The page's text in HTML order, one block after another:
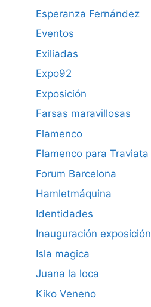
Esperanza Fernández
Eventos
Exiliadas
Expo92
Exposición
Farsas maravillosas
Flamenco
Flamenco para Traviata
Forum Barcelona
Hamletmáquina
Identidades
Inauguración exposición
Isla magica
Juana la loca
Kiko Veneno